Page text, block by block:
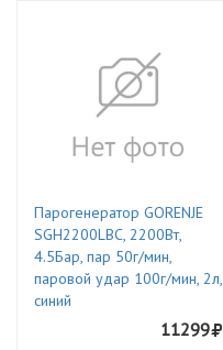
Парогенератор GORENJE
SGH2200LBC, 2200Вт,
4.5Бар, пар 50г/мин,
паровой удар 100г/мин, 2л,
синий
11299